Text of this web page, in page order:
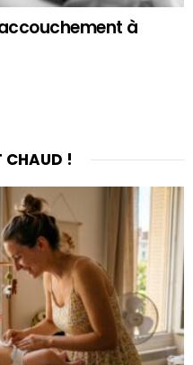
à
CHAUD !